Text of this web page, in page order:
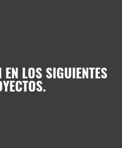
LOS SIGUIENTES